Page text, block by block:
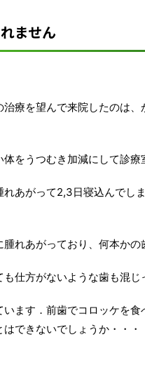
ません
療を望んで来院したのは
をうつむき加減にして診療
れあがって2,3日寝込んでし
れあがっており、何本かの
仕方がないような歯も混じ
います．前歯でコロッケを
できないでしょうか・・・